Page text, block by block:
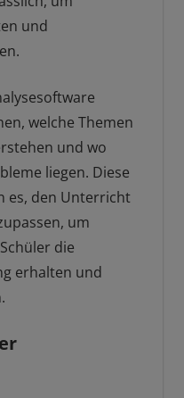
und
welche Themen
und wo
liegen. Diese
es, den Unterricht
um
die
erhalten und